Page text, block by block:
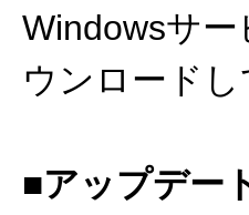
Windowsサ
ウンロードし
■アップデー